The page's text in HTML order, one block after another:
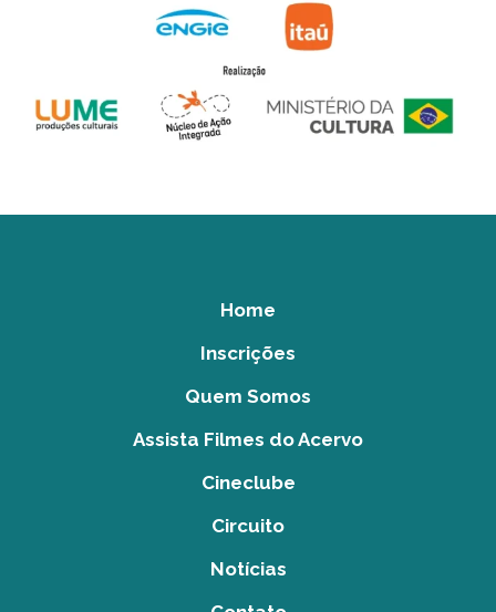
Home
Inscrições
Quem Somos
Assista Filmes do Acervo
Cineclube
Circuito
Notícias